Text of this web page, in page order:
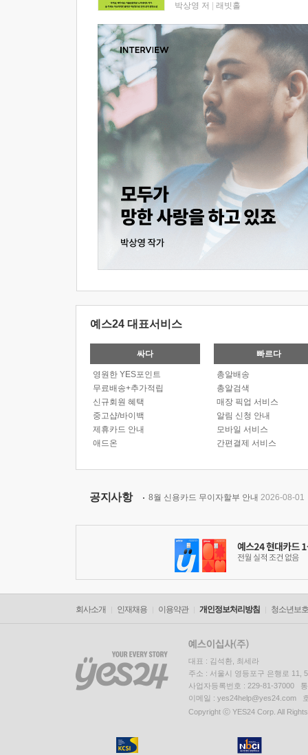
박상영 저 래빗홀
예스24 대표서비스
싸다
영원한 YES포인트
무료배송+추가적립
신규회원 혜택
중고샵/바이백
제휴카드 안내
애드온
빠르다
총알배송
총알검색
매장 픽업 서비스
알림 신청 안내
모바일 서비스
간편결제 서비스
공지사항 8월 신용카드 무이자할부 안내 2026-08-01
회사소개 인재채용 이용약관 개인정보처리방침 청소년보
대표 : 김석환, 최세라
주소 : 서울시 영등포구 은행로 11,
사업자등록번호 : 229-81-37000
이메일 : yes24help@yes24.com
Copyright ⓒ YES24 Corp. All